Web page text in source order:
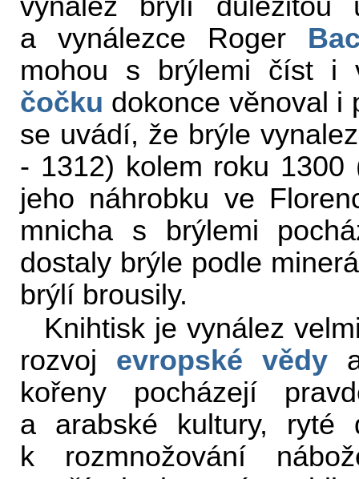
vynález brýlí důležitou
a vynálezce Roger
mohou s brýlemi číst i
čočku dokonce věnoval i
se uvádí, že brýle
- 1312) kolem roku
jeho náhrobku ve
mnicha s brýlemi
dostaly brýle podle
brýlí brousily.
Knihtisk je vynález
rozvoj evropské vědy
kořeny pocházejí
a arabské kultury, ryté
k rozmnožování